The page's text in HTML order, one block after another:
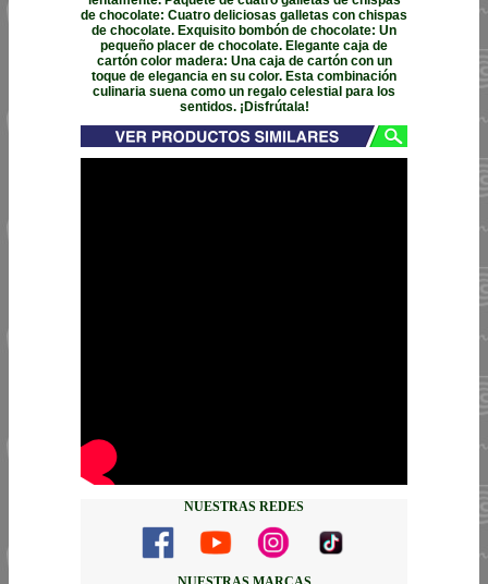
de chocolate: Cuatro deliciosas galletas con chispas
de chocolate. Exquisito bombón de chocolate: Un
pequeño placer de chocolate. Elegante caja de
cartón color madera: Una caja de cartón con un
toque de elegancia en su color. Esta combinación
culinaria suena como un regalo celestial para los
sentidos. ¡Disfrútala!
NUESTRAS REDES